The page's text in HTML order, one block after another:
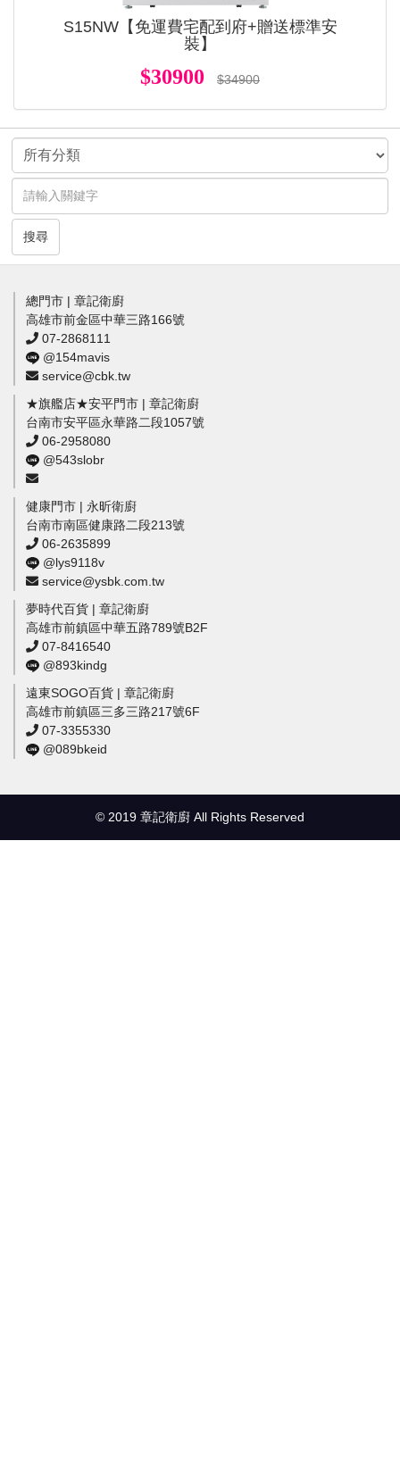
S15NW【免運費宅配到府+贈送標準安
裝】
$30900 $34900
搜尋
總門市 | 章記衛廚
高雄市前金區中華三路166號
07-2868111
@154mavis
service@cbk.tw
★旗艦店★安平門市 | 章記衛廚
台南市安平區永華路二段1057號
06-2958080
@543slobr
健康門市 | 永昕衛廚
台南市南區健康路二段213號
06-2635899
@lys9118v
service@ysbk.com.tw
夢時代百貨 | 章記衛廚
高雄市前鎮區中華五路789號B2F
07-8416540
@893kindg
遠東SOGO百貨 | 章記衛廚
高雄市前鎮區三多三路217號6F
07-3355330
@089bkeid
© 2019 章記衛廚 All Rights Reserved